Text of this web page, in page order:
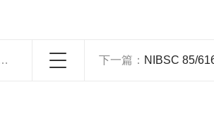
下一篇： NIBSC 85/616 血